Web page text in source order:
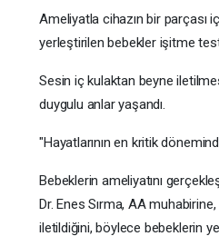
Ameliyatla cihazın bir parçası
yerleştirilen bebekler işitme
Sesin iç kulaktan beyne
duygulu anlar yaşandı.
"Hayatlarının en kritik
Bebeklerin ameliyatını
Dr. Enes Sırma, AA
iletildiğini, böylece bebeklerin